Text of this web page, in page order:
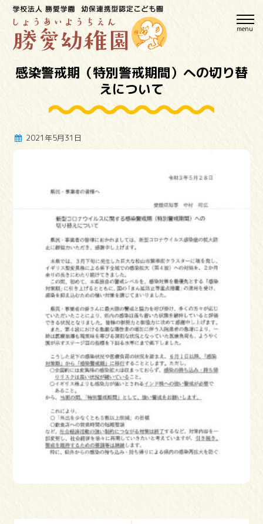
感染警戒期（特別警戒期間）への切り替
えについて
2021年5月31日
menu